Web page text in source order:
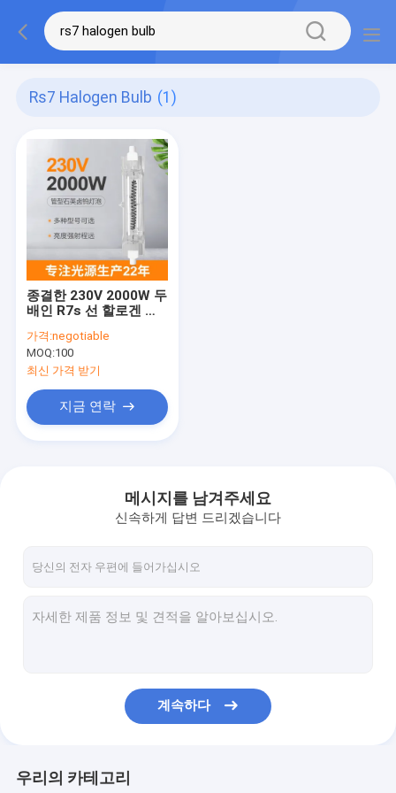
Rs7 Halogen Bulb (1)
종결한 230V 2000W 두
배인 R7s 선 할로겐 전
50000lm
가격:negotiable
MOQ:100
최신 가격 받기
지금 연락
메시지를 남겨주세요
신속하게 답변 드리겠습니다
계속하다
우리의 카테고리